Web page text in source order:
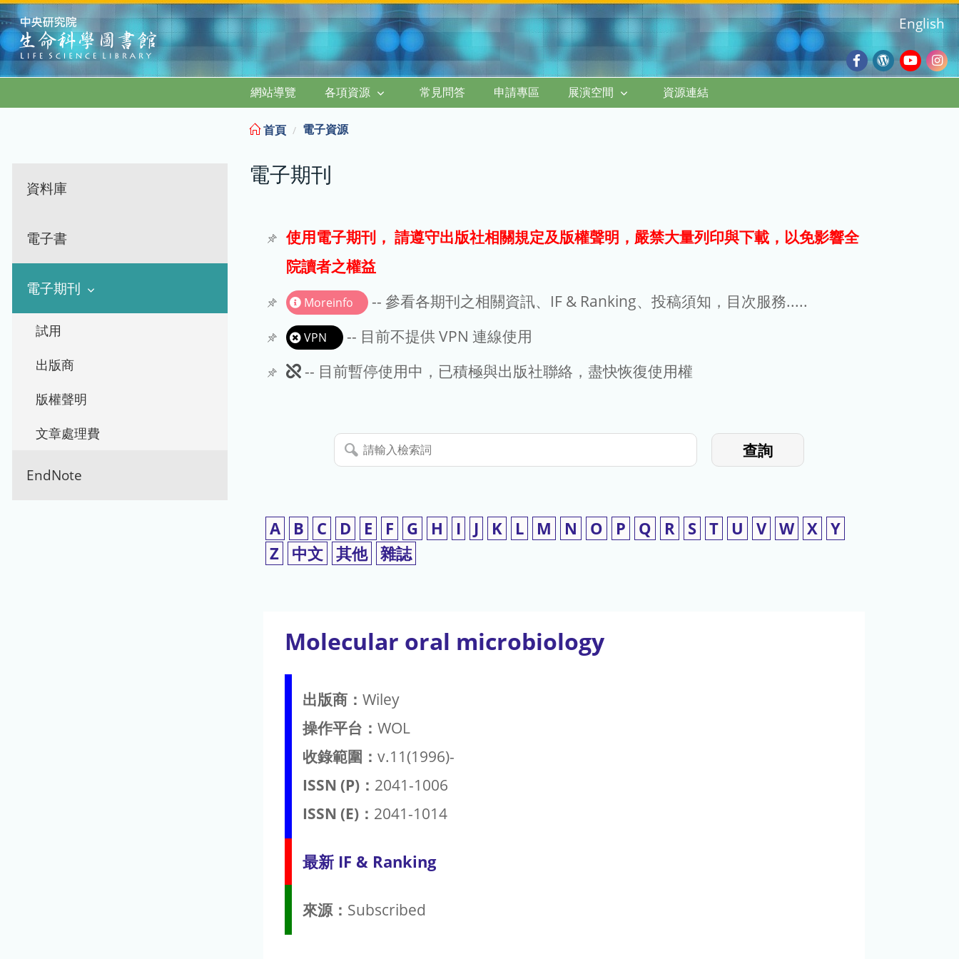
:::
Facebook
Wordpress
Blog
English
網站導覽 各項資源 常見問答 申請專區 展演空間 資源連結
資料庫
電子書
電子期刊
試用
出版商
版權聲明
文章處理費
EndNote
首頁 電子資源
電子期刊
使用電子期刊， 請遵守出版社相關規定及版權聲明，嚴禁大量列印與下載，以免影響全
院讀者之權益
Moreinfo -- 參看各期刊之相關資訊、IF & Ranking、投稿須知，目次服務.....
VPN
-- 目前不提供 VPN 連線使用
此
使
用
-- 目前暫停使用中，已積極與出版社聯絡，盡快恢復使用權
請
輸
索
詞
查詢
A B C D E F G H I J K L M N O P Q R S T U V W X Y
Z
中文 其他 雜誌
Molecular oral microbiology
出版商： Wiley
操作平台： WOL
收錄範圍： v.11(1996)-
ISSN (P)： 2041-1006
ISSN (E)： 2041-1014
最新 IF & Ranking
來源： Subscribed